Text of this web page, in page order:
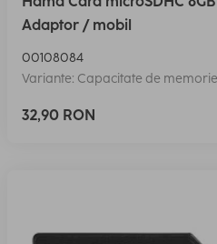
Adaptor / mobil
00108084
Variante: Capacitate de
32,90 RON